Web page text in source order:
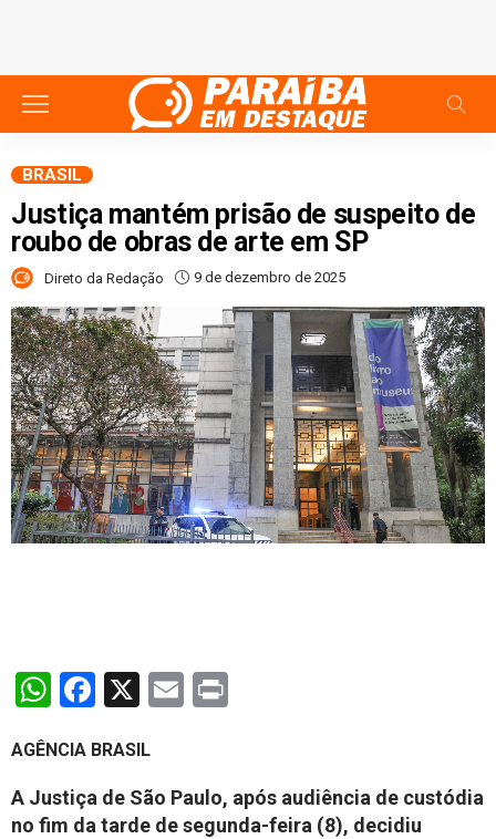
BRASIL
Justiça mantém prisão de suspeito de
roubo de obras de arte em SP
Direto da Redação 9 de dezembro de 2025
WhatsApp
Facebook
X Email
AGÊNCIA BRASIL
A Justiça de São Paulo, após audiência de custódia
no fim da tarde de segunda-feira (8), decidiu